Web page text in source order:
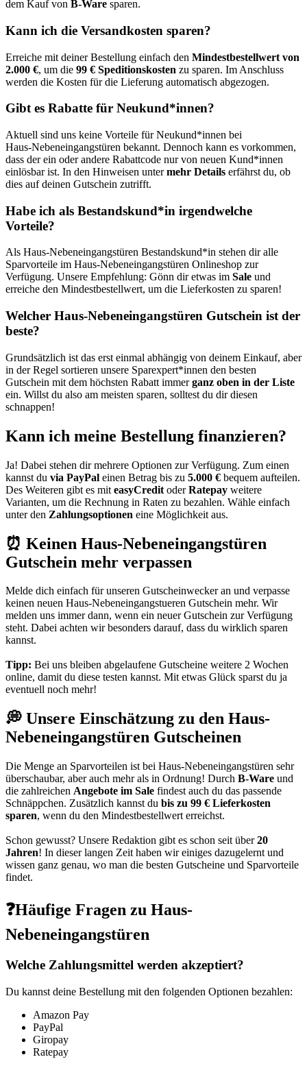
dem Kauf von B-Ware sparen.
Kann ich die Versandkosten sparen?
Erreiche mit deiner Bestellung einfach den Mindestbestellwert von
2.000 €, um die 99 € Speditionskosten zu sparen. Im Anschluss
werden die Kosten für die Lieferung automatisch abgezogen.
Gibt es Rabatte für Neukund*innen?
Aktuell sind uns keine Vorteile für Neukund*innen bei
Haus‑Nebeneingangstüren bekannt. Dennoch kann es vorkommen,
dass der ein oder andere Rabattcode nur von neuen Kund*innen
einlösbar ist. In den Hinweisen untermehr Details erfährst du, ob
dies auf deinen Gutschein zutrifft.
Habe ich als Bestandskund*in irgendwelche
Vorteile?
Als Haus‑Nebeneingangstüren Bestandskund*in stehen dir alle
Sparvorteile im Haus-Nebeneingangstüren Onlineshop zur
Verfügung. Unsere Empfehlung: Gönn dir etwas im Sale und
erreiche den Mindestbestellwert, um die Lieferkosten zu sparen!
Welcher Haus-Nebeneingangstüren Gutschein ist der
beste?
Grundsätzlich ist das erst einmal abhängig von deinem Einkauf, aber
in der Regel sortieren unsere Sparexpert*innen den besten
Gutschein mit dem höchsten Rabatt immerganz oben in der Liste
ein. Willst du also am meisten sparen, solltest du dir diesen
schnappen!
Kann ich meine Bestellung finanzieren?
Ja! Dabei stehen dir mehrere Optionen zur Verfügung. Zum einen
kannst du via PayPal einen Betrag bis zu 5.000 € bequem aufteilen.
Des Weiteren gibt es mit easyCredit oderRatepay weitere
Varianten, um die Rechnung in Raten zu bezahlen. Wähle einfach
unter den Zahlungsoptionen eine Möglichkeit aus.
⏰ Keinen Haus-Nebeneingangstüren
Gutschein mehr verpassen
Melde dich einfach für unseren Gutscheinweckeran und verpasse
keinen neuen Haus-Nebeneingangstueren Gutschein mehr. Wir
melden uns immer dann, wenn ein neuer Gutschein zur Verfügung
steht. Dabei achten wir besonders darauf, dass du wirklich sparen
kannst.
Tipp: Bei uns bleiben abgelaufene Gutscheine weitere 2 Wochen
online, damit du diese testen kannst. Mit etwas Glück sparst du ja
eventuell noch mehr!
💭 Unsere Einschätzung zu den Haus-
Nebeneingangstüren Gutscheinen
Die Menge an Sparvorteilen ist bei Haus-Nebeneingangstüren sehr
überschaubar, aber auch mehr als in Ordnung! Durch B-Ware und
die zahlreichen Angebote im Sale findest auch du das passende
Schnäppchen. Zusätzlich kannst du bis zu 99 € Lieferkosten
sparen, wenn du den Mindestbestellwert erreichst.
Schon gewusst? Unsere Redaktion gibt es schon seit über20
Jahren! In dieser langen Zeit haben wir einiges dazugelernt und
wissen ganz genau, wo man die besten Gutscheine und Sparvorteile
findet.
❓Häufige Fragen zu Haus-
Nebeneingangstüren
Welche Zahlungsmittel werden akzeptiert?
Du kannst deine Bestellung mit den folgenden Optionen bezahlen:
Amazon Pay
PayPal
Giropay
Ratepay